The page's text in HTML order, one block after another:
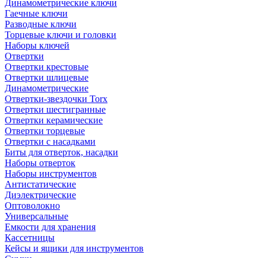
Динамометрические ключи
Гаечные ключи
Разводные ключи
Торцевые ключи и головки
Наборы ключей
Отвертки
Отвертки крестовые
Отвертки шлицевые
Динамометрические
Отвертки-звездочки Torx
Отвертки шестигранные
Отвертки керамические
Отвертки торцевые
Отвертки с насадками
Биты для отверток, насадки
Наборы отверток
Наборы инструментов
Антистатические
Диэлектрические
Оптоволокно
Универсальные
Емкости для хранения
Кассетницы
Кейсы и ящики для инструментов